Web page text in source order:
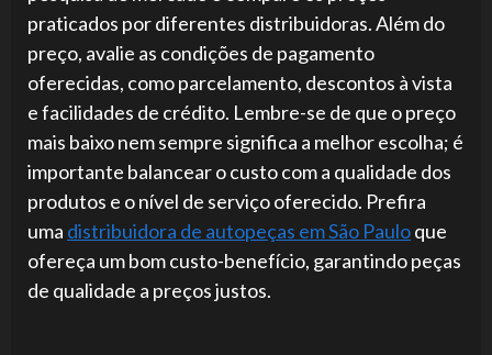
praticados por diferentes distribuidoras. Além do
preço, avalie as condições de pagamento
oferecidas, como parcelamento, descontos à vista
e facilidades de crédito. Lembre-se de que o preço
mais baixo nem sempre significa a melhor escolha; é
importante balancear o custo com a qualidade dos
produtos e o nível de serviço oferecido. Prefira
uma distribuidora de autopeças em São Pauloque
ofereça um bom custo-benefício, garantindo peças
de qualidade a preços justos.